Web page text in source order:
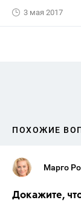
3 мая 2017
ПОХОЖИЕ
Марго
Докажите,